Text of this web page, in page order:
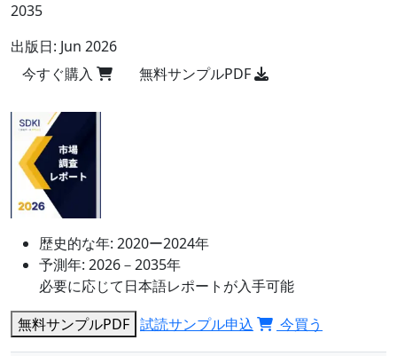
2035
出版日: Jun 2026
今すぐ購入
無料サンプルPDF
歴史的な年: 2020ー2024年
予測年: 2026－2035年
必要に応じて日本語レポートが入手可能
無料サンプルPDF 試読サンプル申込 今買う